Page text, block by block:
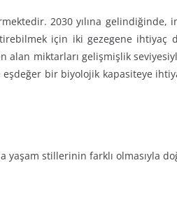
2030 yılına gelindiğinde,
için iki gezegene ihtiyaç
miktarları gelişmişlik
bir biyolojik kapasiteye
yaşam stillerinin farklı olmasıyla